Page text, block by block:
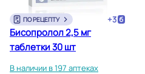
ПО РЕЦЕПТУ +3
Бисопролол 2,5 мг
таблетки 30 шт
В наличии в 197 аптеках